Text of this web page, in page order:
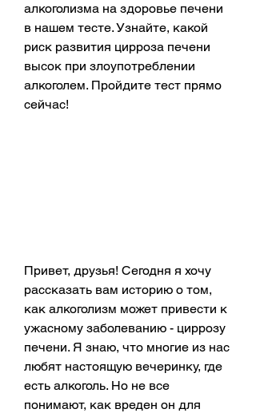
алкоголизма на здоровье печени
в нашем тесте. Узнайте, какой
риск развития цирроза печени
высок при злоупотреблении
алкоголем. Пройдите тест прямо
сейчас!
Привет, друзья! Сегодня я хочу
рассказать вам историю о том,
как алкоголизм может привести к
ужасному заболеванию - циррозу
печени. Я знаю, что многие из нас
любят настоящую вечеринку, где
есть алкоголь. Но не все
понимают, как вреден он для